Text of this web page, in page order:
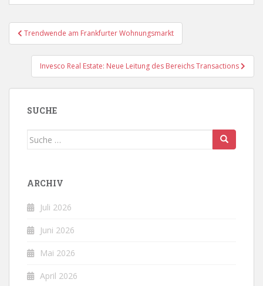
Beitragsnavigation
Trendwende am Frankfurter Wohnungsmarkt
Invesco Real Estate: Neue Leitung des Bereichs Transactions
SUCHE
Suche
ARCHIV
Juli 2026
Juni 2026
Mai 2026
April 2026